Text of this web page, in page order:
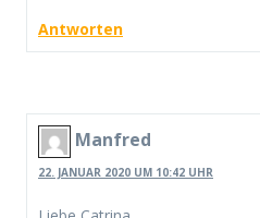
Antworten
Manfred
22. JANUAR 2020 UM 10:42 UHR